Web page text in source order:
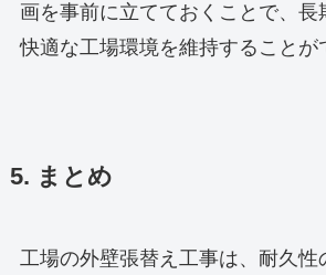
画を事前に立てておくことで、長
快適な工場環境を維持することが
5. まとめ
工場の外壁張替え工事は、耐久性